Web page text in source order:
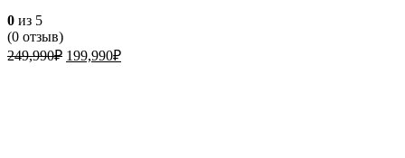
0 из 5
(0 отзыв)
249,990₽ Первоначальная
199,990₽Текущая